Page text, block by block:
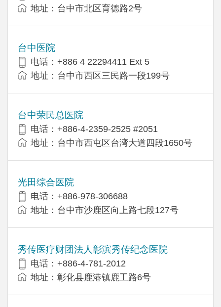
地址：台中市北区育德路2号
台中医院
电话：+886 4 22294411 Ext 5
地址：台中市西区三民路一段199号
台中荣民总医院
电话：+886-4-2359-2525 #2051
地址：台中市西屯区台湾大道四段1650号
光田综合医院
电话：+886-978-306688
地址：台中市沙鹿区向上路七段127号
秀传医疗财团法人彰滨秀传纪念医院
电话：+886-4-781-2012
地址：彰化县鹿港镇鹿工路6号